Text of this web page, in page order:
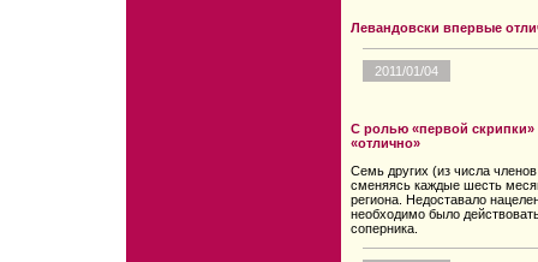
Левандовски впервые
2011/01/04
С ролью «первой
«отлично»
Семь других (из числа
сменяясь каждые шесть
региона. Недоставало
необходимо было
соперника.